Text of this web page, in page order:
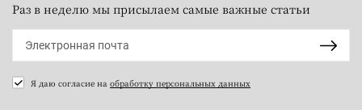
Раз в неделю мы присылаем самые важные статьи
Я даю согласие на обработку персональных данных